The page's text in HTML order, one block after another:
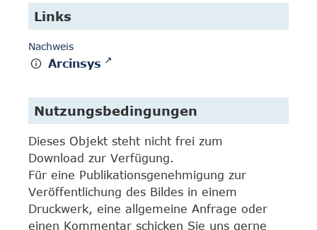
Links
Nachweis
Arcinsys
Nutzungsbedingungen
Dieses Objekt steht nicht frei zum
Download zur Verfügung.
Für eine Publikationsgenehmigung zur
Veröffentlichung des Bildes in einem
Druckwerk, eine allgemeine Anfrage oder
einen Kommentar schicken Sie uns gerne